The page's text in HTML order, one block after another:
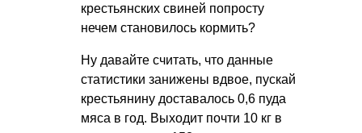
крестьянских свиней попросту
нечем становилось кормить?
Ну давайте считать, что данные
статистики занижены вдвое, пускай
крестьянину доставалось 0,6 пуда
мяса в год. Выходит почти 10 кг в